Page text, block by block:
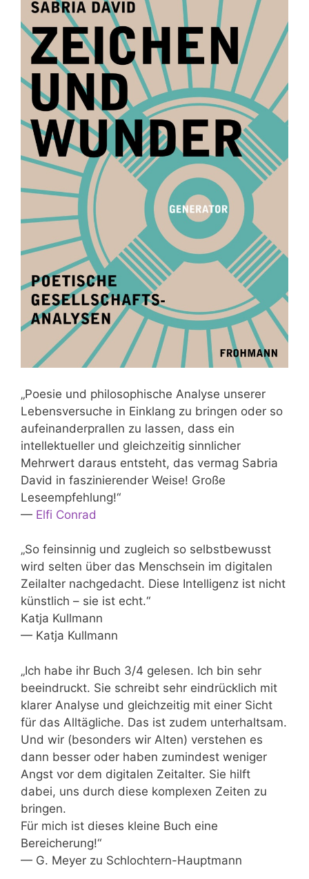
„Poesie und philosophische Analyse unserer
Lebensversuche in Einklang zu bringen oder so
aufeinanderprallen zu lassen, dass ein
intellektueller und gleichzeitig sinnlicher
Mehrwert daraus entsteht, das vermag Sabria
David in faszinierender Weise! Große
Leseempfehlung!“
— Elfi Conrad
„So feinsinnig und zugleich so selbstbewusst
wird selten über das Menschsein im digitalen
Zeilalter nachgedacht. Diese Intelligenz ist nicht
künstlich – sie ist echt.“
Katja Kullmann
— Katja Kullmann
„Ich habe ihr Buch 3/4 gelesen. Ich bin sehr
beeindruckt. Sie schreibt sehr eindrücklich mit
klarer Analyse und gleichzeitig mit einer Sicht
für das Alltägliche. Das ist zudem unterhaltsam.
Und wir (besonders wir Alten) verstehen es
dann besser oder haben zumindest weniger
Angst vor dem digitalen Zeitalter. Sie hilft
dabei, uns durch diese komplexen Zeiten zu
bringen.
Für mich ist dieses kleine Buch eine
Bereicherung!“
— G. Meyer zu Schlochtern-Hauptmann